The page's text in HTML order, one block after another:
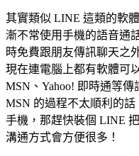
其實類似 LINE 這類的軟
漸不常使用手機的語音通
時免費跟朋友傳訊聊天之
現在連電腦上都有軟體可
MSN、Yahoo! 即時通等傳
MSN 的過程不太順利的
手機，那趕快裝個 LINE
溝通方式會方便很多！